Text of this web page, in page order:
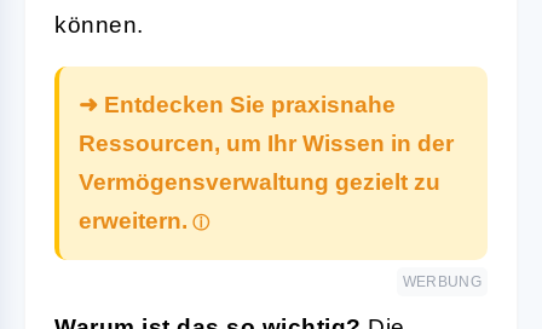
können.
➜ Entdecken Sie praxisnahe
Ressourcen, um Ihr Wissen in der
Vermögensverwaltung gezielt zu
erweitern.
WERBUNG